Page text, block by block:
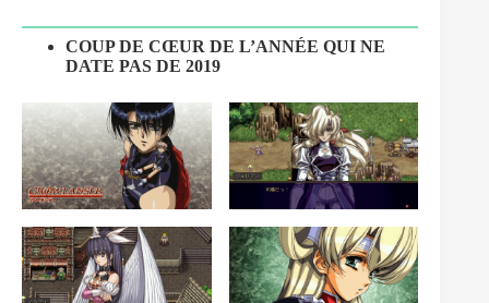
COUP DE CŒUR DE L’ANNÉE QUI NE
DATE PAS DE 2019